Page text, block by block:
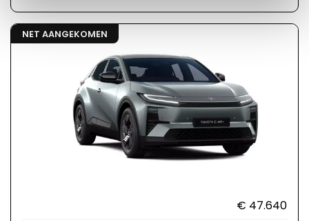
NET AANGEKOMEN
€ 47.640